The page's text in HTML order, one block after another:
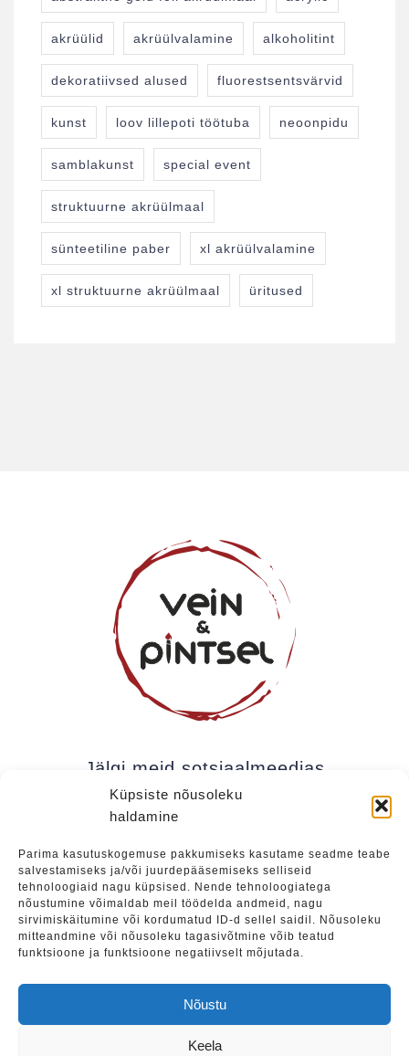
Küpsiste nõusoleku
haldamine
Parima kasutuskogemuse pakkumiseks kasutame seadme teabe
salvestamiseks ja/või juurdepääsemiseks selliseid
tehnoloogiaid nagu küpsised. Nende tehnoloogiatega
nõustumine võimaldab meil töödelda andmeid, nagu
sirvimiskäitumine või kordumatud ID-d sellel saidil. Nõusoleku
mitteandmine või nõusoleku tagasivõtmine võib teatud
funktsioone ja funktsioone negatiivselt mõjutada.
Nõustu
Keela
akrüülid akrüülvalamine alkoholitint
dekoratiivsed alused fluorestsentsvärvid
kunst loov lillepoti töötuba neoonpidu
samblakunst special event
struktuurne akrüülmaal
sünteetiline paber xl akrüülvalamine
xl struktuurne akrüülmaal üritused
Jälgi meid sotsiaalmeedias
Kui soovite olla kursis meie uudistega (uued
üritused, eripakkumised jne), soovitame liituda
meie uudiskirjaga.